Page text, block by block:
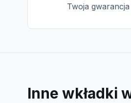
Twoja
Inne wkładki